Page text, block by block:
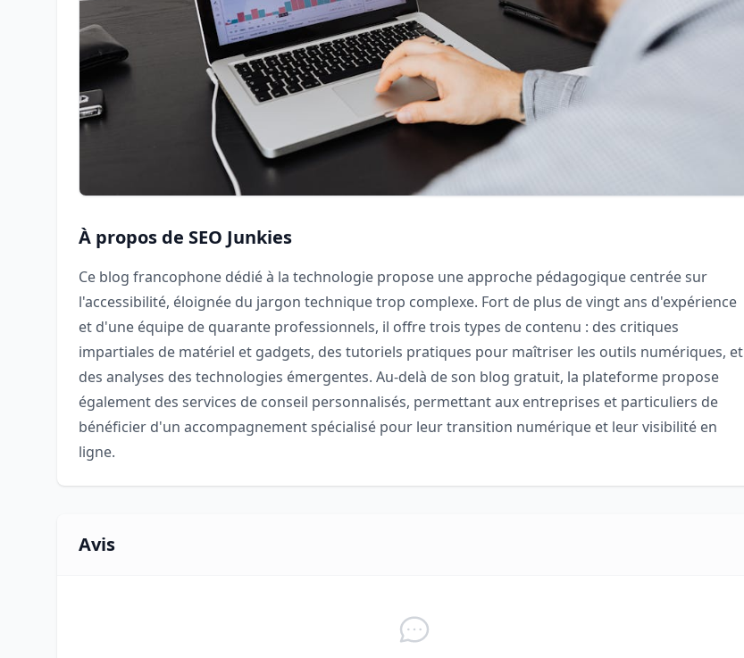
À propos de SEO Junkies
Ce blog francophone dédié à la technologie propose une approche pédagogique centrée sur
l'accessibilité, éloignée du jargon technique trop complexe. Fort de plus de vingt ans d'expérience
et d'une équipe de quarante professionnels, il offre trois types de contenu : des critiques
impartiales de matériel et gadgets, des tutoriels pratiques pour maîtriser les outils numériques, et
des analyses des technologies émergentes. Au-delà de son blog gratuit, la plateforme propose
également des services de conseil personnalisés, permettant aux entreprises et particuliers de
bénéficier d'un accompagnement spécialisé pour leur transition numérique et leur visibilité en
ligne.
Avis